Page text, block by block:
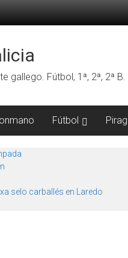
gallego. Fútbol, 1ª, 2ª, 2ª
Fútbol
selo carballés en Laredo